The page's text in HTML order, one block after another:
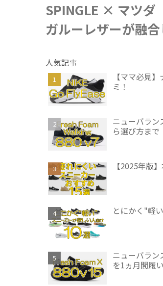
SPINGLE × マツダ
ガルーレザーが融
人気記事
【ママ必見
ミ！
ニューバラ
ら選び方まで
【2025年版
とにかく"軽
ニューバラン
を1ヵ月間履